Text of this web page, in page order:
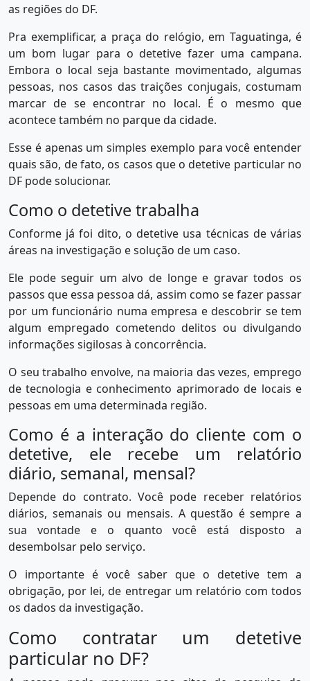
as regiões do DF.
Pra exemplificar, a praça do relógio, em Taguatinga, é
um bom lugar para o detetive fazer uma campana.
Embora o local seja bastante movimentado, algumas
pessoas, nos casos das traições conjugais, costumam
marcar de se encontrar no local. É o mesmo que
acontece também no parque da cidade.
Esse é apenas um simples exemplo para você entender
quais são, de fato, os casos que o detetive particular no
DF pode solucionar.
Como o detetive trabalha
Conforme já foi dito, o detetive usa técnicas de várias
áreas na investigação e solução de um caso.
Ele pode seguir um alvo de longe e gravar todos os
passos que essa pessoa dá, assim como se fazer passar
por um funcionário numa empresa e descobrir se tem
algum empregado cometendo delitos ou divulgando
informações sigilosas à concorrência.
O seu trabalho envolve, na maioria das vezes, emprego
de tecnologia e conhecimento aprimorado de locais e
pessoas em uma determinada região.
Como é a interação do cliente com o
detetive, ele recebe um relatório
diário, semanal, mensal?
Depende do contrato. Você pode receber relatórios
diários, semanais ou mensais. A questão é sempre a
sua vontade e o quanto você está disposto a
desembolsar pelo serviço.
O importante é você saber que o detetive tem a
obrigação, por lei, de entregar um relatório com todos
os dados da investigação.
Como contratar um detetive
particular no DF?